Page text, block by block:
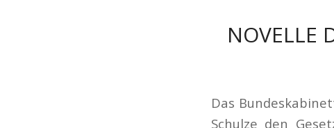
NOVELLE
Das
Schulze den